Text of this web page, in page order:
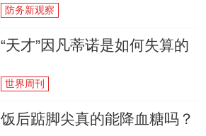
防务新观察
“天才”因凡蒂诺是如何失算的
世界周刊
饭后踮脚尖真的能降血糖吗？